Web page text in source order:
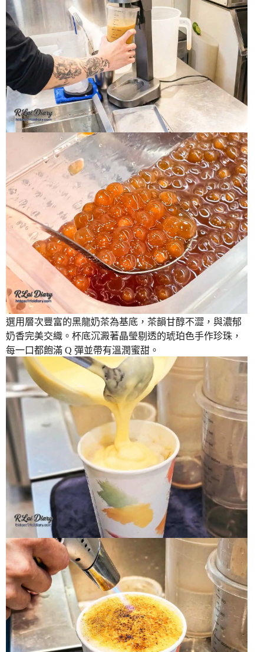
選用層次豐富的黑龍奶茶為基底，茶韻甘醇不澀，與濃郁
奶香完美交織。杯底沉澱著晶瑩剔透的琥珀色手作珍珠，
每一口都飽滿 Q 彈並帶有溫潤蜜甜。